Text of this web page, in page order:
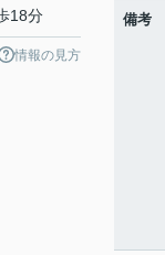
18分
情報の見方
備考